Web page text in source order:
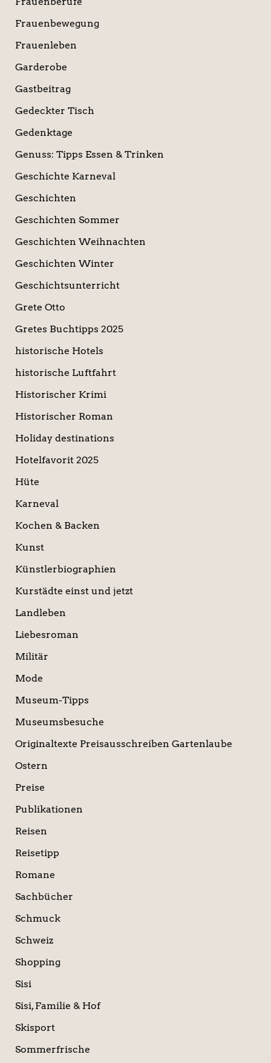
Frauenbewegung
Frauenleben
Garderobe
Gastbeitrag
Gedeckter Tisch
Gedenktage
Genuss: Tipps Essen & Trinken
Geschichte Karneval
Geschichten
Geschichten Sommer
Geschichten Weihnachten
Geschichten Winter
Geschichtsunterricht
Grete Otto
Gretes Buchtipps 2025
historische Hotels
historische Luftfahrt
Historischer Krimi
Historischer Roman
Holiday destinations
Hotelfavorit 2025
Hüte
Karneval
Kochen & Backen
Kunst
Künstlerbiographien
Kurstädte einst und jetzt
Landleben
Liebesroman
Militär
Mode
Museum-Tipps
Museumsbesuche
Originaltexte Preisausschreiben Gartenlaube
Ostern
Preise
Publikationen
Reisen
Reisetipp
Romane
Sachbücher
Schmuck
Schweiz
Shopping
Sisi
Sisi, Familie & Hof
Skisport
Sommerfrische